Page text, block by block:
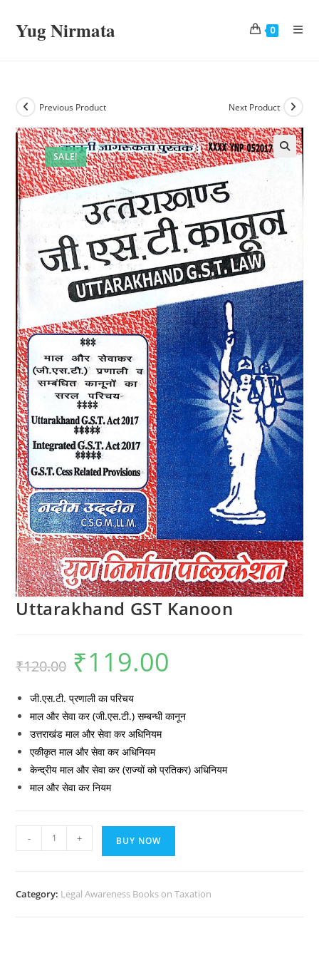
Yug Nirmata 0
SALE!
Previous Product Next Product
Uttarakhand GST Kanoon
₹120.00
Original
price
was:
₹119.00
जी.एस.टी. प्रणाली का परिचय
माल और सेवा कर (जी.एस.टी.) सम्बन्धी कानून
उत्तराखंड माल और सेवा कर अधिनियम
एकीकृत माल और सेवा कर अधिनियम
केन्द्रीय माल और सेवा कर (राज्यों को प्रतिकर) अधिनियम
माल और सेवा कर नियम
Uttarakhand
GST
- + BUY NOW
Category: Legal Awareness Books on Taxation